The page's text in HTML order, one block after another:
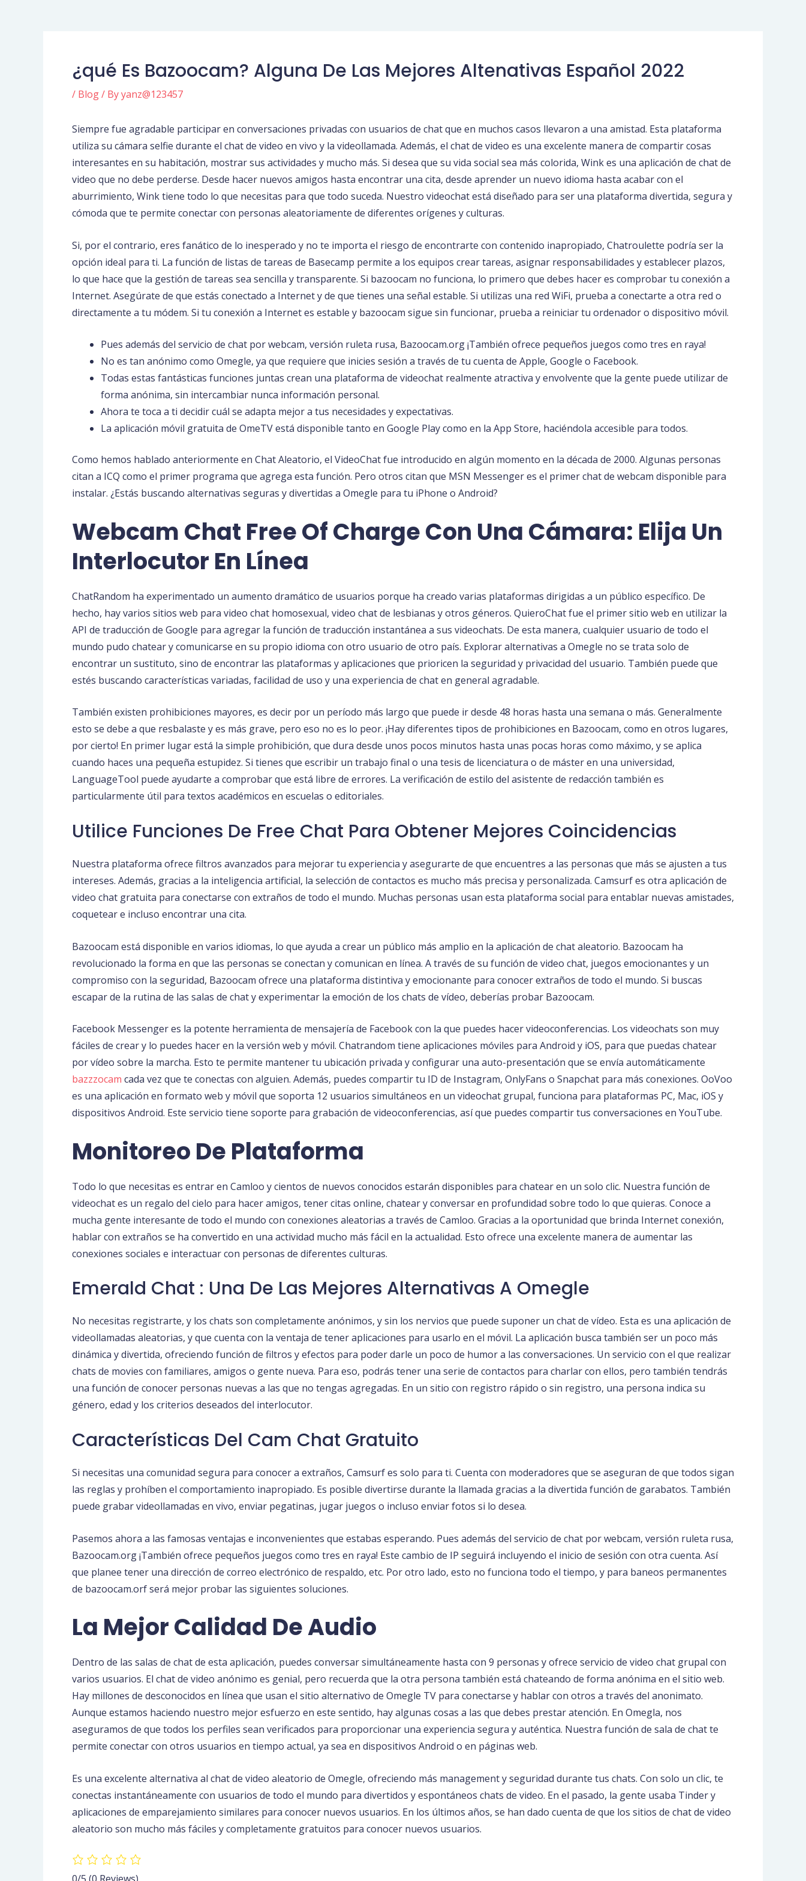
¿qué Es Bazoocam? Alguna De Las Mejores Altenativas Español 2022
/ Blog/ Byyanz@123457
Siempre fue agradable participar en conversaciones privadas con usuarios de chat que en muchos casos llevaron a una amistad. Esta plataforma
utiliza su cámara selfie durante el chat de video en vivo y la videollamada. Además, el chat de video es una excelente manera de compartir cosas
interesantes en su habitación, mostrar sus actividades y mucho más. Si desea que su vida social sea más colorida, Wink es una aplicación de chat de
video que no debe perderse. Desde hacer nuevos amigos hasta encontrar una cita, desde aprender un nuevo idioma hasta acabar con el
aburrimiento, Wink tiene todo lo que necesitas para que todo suceda. Nuestro videochat está diseñado para ser una plataforma divertida, segura y
cómoda que te permite conectar con personas aleatoriamente de diferentes orígenes y culturas.
Si, por el contrario, eres fanático de lo inesperado y no te importa el riesgo de encontrarte con contenido inapropiado, Chatroulette podría ser la
opción ideal para ti. La función de listas de tareas de Basecamp permite a los equipos crear tareas, asignar responsabilidades y establecer plazos,
lo que hace que la gestión de tareas sea sencilla y transparente. Si bazoocam no funciona, lo primero que debes hacer es comprobar tu conexión a
Internet. Asegúrate de que estás conectado a Internet y de que tienes una señal estable. Si utilizas una red WiFi, prueba a conectarte a otra red o
directamente a tu módem. Si tu conexión a Internet es estable y bazoocam sigue sin funcionar, prueba a reiniciar tu ordenador o dispositivo móvil.
Pues además del servicio de chat por webcam, versión ruleta rusa, Bazoocam.org ¡También ofrece pequeños juegos como tres en raya!
No es tan anónimo como Omegle, ya que requiere que inicies sesión a través de tu cuenta de Apple, Google o Facebook.
Todas estas fantásticas funciones juntas crean una plataforma de videochat realmente atractiva y envolvente que la gente puede utilizar de
forma anónima, sin intercambiar nunca información personal.
Ahora te toca a ti decidir cuál se adapta mejor a tus necesidades y expectativas.
La aplicación móvil gratuita de OmeTV está disponible tanto en Google Play como en la App Store, haciéndola accesible para todos.
Como hemos hablado anteriormente en Chat Aleatorio, el VideoChat fue introducido en algún momento en la década de 2000. Algunas personas
citan a ICQ como el primer programa que agrega esta función. Pero otros citan que MSN Messenger es el primer chat de webcam disponible para
instalar. ¿Estás buscando alternativas seguras y divertidas a Omegle para tu iPhone o Android?
Webcam Chat Free Of Charge Con Una Cámara: Elija Un
Interlocutor En Línea
ChatRandom ha experimentado un aumento dramático de usuarios porque ha creado varias plataformas dirigidas a un público específico. De
hecho, hay varios sitios web para video chat homosexual, video chat de lesbianas y otros géneros. QuieroChat fue el primer sitio web en utilizar la
API de traducción de Google para agregar la función de traducción instantánea a sus videochats. De esta manera, cualquier usuario de todo el
mundo pudo chatear y comunicarse en su propio idioma con otro usuario de otro país. Explorar alternativas a Omegle no se trata solo de
encontrar un sustituto, sino de encontrar las plataformas y aplicaciones que prioricen la seguridad y privacidad del usuario. También puede que
estés buscando características variadas, facilidad de uso y una experiencia de chat en general agradable.
También existen prohibiciones mayores, es decir por un período más largo que puede ir desde 48 horas hasta una semana o más. Generalmente
esto se debe a que resbalaste y es más grave, pero eso no es lo peor. ¡Hay diferentes tipos de prohibiciones en Bazoocam, como en otros lugares,
por cierto! En primer lugar está la simple prohibición, que dura desde unos pocos minutos hasta unas pocas horas como máximo, y se aplica
cuando haces una pequeña estupidez. Si tienes que escribir un trabajo final o una tesis de licenciatura o de máster en una universidad,
LanguageTool puede ayudarte a comprobar que está libre de errores. La verificación de estilo del asistente de redacción también es
particularmente útil para textos académicos en escuelas o editoriales.
Utilice Funciones De Free Chat Para Obtener Mejores Coincidencias
Nuestra plataforma ofrece filtros avanzados para mejorar tu experiencia y asegurarte de que encuentres a las personas que más se ajusten a tus
intereses. Además, gracias a la inteligencia artificial, la selección de contactos es mucho más precisa y personalizada. Camsurf es otra aplicación de
video chat gratuita para conectarse con extraños de todo el mundo. Muchas personas usan esta plataforma social para entablar nuevas amistades,
coquetear e incluso encontrar una cita.
Bazoocam está disponible en varios idiomas, lo que ayuda a crear un público más amplio en la aplicación de chat aleatorio. Bazoocam ha
revolucionado la forma en que las personas se conectan y comunican en línea. A través de su función de video chat, juegos emocionantes y un
compromiso con la seguridad, Bazoocam ofrece una plataforma distintiva y emocionante para conocer extraños de todo el mundo. Si buscas
escapar de la rutina de las salas de chat y experimentar la emoción de los chats de vídeo, deberías probar Bazoocam.
Facebook Messenger es la potente herramienta de mensajería de Facebook con la que puedes hacer videoconferencias. Los videochats son muy
fáciles de crear y lo puedes hacer en la versión web y móvil. Chatrandom tiene aplicaciones móviles para Android y iOS, para que puedas chatear
por vídeo sobre la marcha. Esto te permite mantener tu ubicación privada y configurar una auto-presentación que se envía automáticamente
bazzzocam cada vez que te conectas con alguien. Además, puedes compartir tu ID de Instagram, OnlyFans o Snapchat para más conexiones. OoVoo
es una aplicación en formato web y móvil que soporta 12 usuarios simultáneos en un videochat grupal, funciona para plataformas PC, Mac, iOS y
dispositivos Android. Este servicio tiene soporte para grabación de videoconferencias, así que puedes compartir tus conversaciones en YouTube.
Monitoreo De Plataforma
Todo lo que necesitas es entrar en Camloo y cientos de nuevos conocidos estarán disponibles para chatear en un solo clic. Nuestra función de
videochat es un regalo del cielo para hacer amigos, tener citas online, chatear y conversar en profundidad sobre todo lo que quieras. Conoce a
mucha gente interesante de todo el mundo con conexiones aleatorias a través de Camloo. Gracias a la oportunidad que brinda Internet conexión,
hablar con extraños se ha convertido en una actividad mucho más fácil en la actualidad. Esto ofrece una excelente manera de aumentar las
conexiones sociales e interactuar con personas de diferentes culturas.
Emerald Chat : Una De Las Mejores Alternativas A Omegle
No necesitas registrarte, y los chats son completamente anónimos, y sin los nervios que puede suponer un chat de vídeo. Esta es una aplicación de
videollamadas aleatorias, y que cuenta con la ventaja de tener aplicaciones para usarlo en el móvil. La aplicación busca también ser un poco más
dinámica y divertida, ofreciendo función de filtros y efectos para poder darle un poco de humor a las conversaciones. Un servicio con el que realizar
chats de movies con familiares, amigos o gente nueva. Para eso, podrás tener una serie de contactos para charlar con ellos, pero también tendrás
una función de conocer personas nuevas a las que no tengas agregadas. En un sitio con registro rápido o sin registro, una persona indica su
género, edad y los criterios deseados del interlocutor.
Características Del Cam Chat Gratuito
Si necesitas una comunidad segura para conocer a extraños, Camsurf es solo para ti. Cuenta con moderadores que se aseguran de que todos sigan
las reglas y prohíben el comportamiento inapropiado. Es posible divertirse durante la llamada gracias a la divertida función de garabatos. También
puede grabar videollamadas en vivo, enviar pegatinas, jugar juegos o incluso enviar fotos si lo desea.
Pasemos ahora a las famosas ventajas e inconvenientes que estabas esperando. Pues además del servicio de chat por webcam, versión ruleta rusa,
Bazoocam.org ¡También ofrece pequeños juegos como tres en raya! Este cambio de IP seguirá incluyendo el inicio de sesión con otra cuenta. Así
que planee tener una dirección de correo electrónico de respaldo, etc. Por otro lado, esto no funciona todo el tiempo, y para baneos permanentes
de bazoocam.orf será mejor probar las siguientes soluciones.
La Mejor Calidad De Audio
Dentro de las salas de chat de esta aplicación, puedes conversar simultáneamente hasta con 9 personas y ofrece servicio de video chat grupal con
varios usuarios. El chat de video anónimo es genial, pero recuerda que la otra persona también está chateando de forma anónima en el sitio web.
Hay millones de desconocidos en línea que usan el sitio alternativo de Omegle TV para conectarse y hablar con otros a través del anonimato.
Aunque estamos haciendo nuestro mejor esfuerzo en este sentido, hay algunas cosas a las que debes prestar atención. En Omegla, nos
aseguramos de que todos los perfiles sean verificados para proporcionar una experiencia segura y auténtica. Nuestra función de sala de chat te
permite conectar con otros usuarios en tiempo actual, ya sea en dispositivos Android o en páginas web.
Es una excelente alternativa al chat de video aleatorio de Omegle, ofreciendo más management y seguridad durante tus chats. Con solo un clic, te
conectas instantáneamente con usuarios de todo el mundo para divertidos y espontáneos chats de video. En el pasado, la gente usaba Tinder y
aplicaciones de emparejamiento similares para conocer nuevos usuarios. En los últimos años, se han dado cuenta de que los sitios de chat de video
aleatorio son mucho más fáciles y completamente gratuitos para conocer nuevos usuarios.